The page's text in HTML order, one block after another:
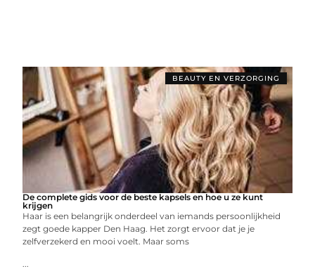
BEAUTY EN VERZORGING
De complete gids voor de beste kapsels en hoe u ze kunt
krijgen
Haar is een belangrijk onderdeel van iemands persoonlijkheid
zegt goede kapper Den Haag. Het zorgt ervoor dat je je
zelfverzekerd en mooi voelt. Maar soms
...